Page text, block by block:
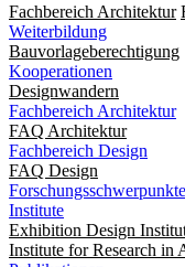
Fachbereich Architektur
Weiterbildung
Bauvorlageberechtigung
Kooperationen
Designwandern
Fachbereich Architektur
FAQ Architektur
Fachbereich Design
FAQ Design
Forschungsschwerpunkte
Institute
Exhibition Design
Institute for Research